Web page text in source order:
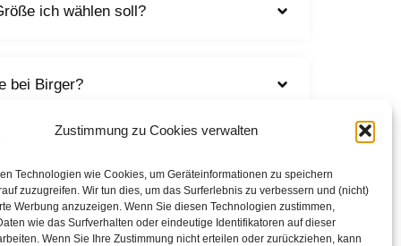
Zustimmung zu Cookies verwalten
Technologien wie Cookies, um Geräteinformationen zu speichern
zuzugreifen. Wir tun dies, um das Surferlebnis zu verbessern und (nicht)
Werbung anzuzeigen. Wenn Sie diesen Technologien zustimmen,
wie das Surfverhalten oder eindeutige Identifikatoren auf dieser
Wenn Sie Ihre Zustimmung nicht erteilen oder zurückziehen, kann
ich wählen soll?
bei Birger?